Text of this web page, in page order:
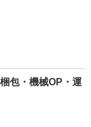
包・機械OP・運